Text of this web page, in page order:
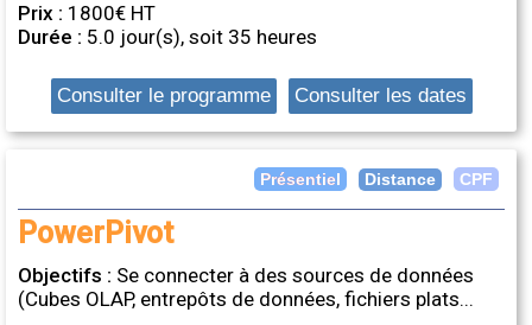
Prix : 1800€ HT
Durée : 5.0 jour(s), soit 35 heures
Consulter le programme Consulter les dates
Présentiel Distance CPF
PowerPivot
Objectifs : Se connecter à des sources de données
(Cubes OLAP, entrepôts de données, fichiers plats...